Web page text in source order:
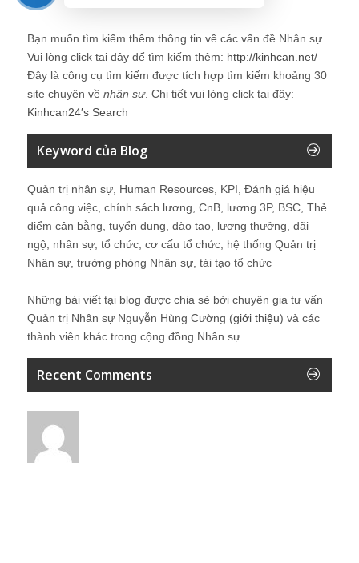
Bạn muốn tìm kiếm thêm thông tin về các vấn đề Nhân sự.
Vui lòng click tại đây để tìm kiếm thêm: http://kinhcan.net/
Đây là công cụ tìm kiếm được tích hợp tìm kiếm khoảng 30
site chuyên về nhân sự. Chi tiết vui lòng click tại đây:
Kinhcan24′s Search
Keyword của Blog
Quản trị nhân sự, Human Resources, KPI, Đánh giá hiệu
quả công việc, chính sách lương, CnB, lương 3P, BSC, Thẻ
điểm cân bằng, tuyển dụng, đào tạo, lương thưởng, đãi
ngộ, nhân sự, tổ chức, cơ cấu tổ chức, hệ thống Quản trị
Nhân sự, trưởng phòng Nhân sự, tái tạo tổ chức
Những bài viết tại blog được chia sẻ bởi chuyên gia tư vấn
Quản trị Nhân sự Nguyễn Hùng Cường (giới thiệu) và các
thành viên khác trong cộng đồng Nhân sự.
Recent Comments